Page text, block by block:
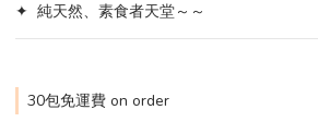
✦  純天然、素食者天堂～～
30包免運費 on order